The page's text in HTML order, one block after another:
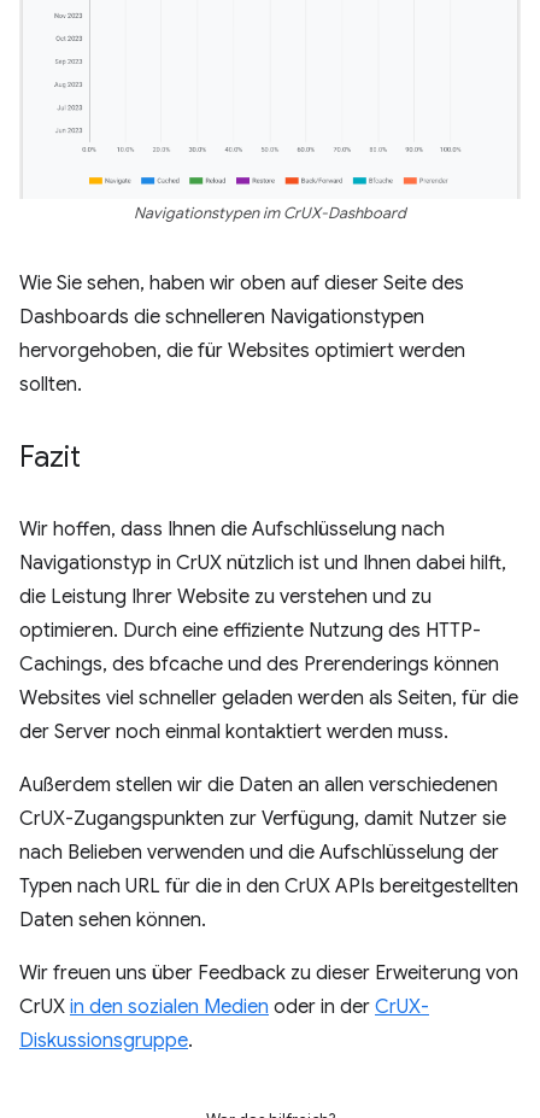
Navigationstypen im CrUX-Dashboard
Wie Sie sehen, haben wir oben auf dieser Seite des
Dashboards die schnelleren Navigationstypen
hervorgehoben, die für Websites optimiert werden
sollten.
Fazit
Wir hoffen, dass Ihnen die Aufschlüsselung nach
Navigationstyp in CrUX nützlich ist und Ihnen dabei hilft,
die Leistung Ihrer Website zu verstehen und zu
optimieren. Durch eine effiziente Nutzung des HTTP-
Cachings, des bfcache und des Prerenderings können
Websites viel schneller geladen werden als Seiten, für die
der Server noch einmal kontaktiert werden muss.
Außerdem stellen wir die Daten an allen verschiedenen
CrUX-Zugangspunkten zur Verfügung, damit Nutzer sie
nach Belieben verwenden und die Aufschlüsselung der
Typen nach URL für die in den CrUX APIs bereitgestellten
Daten sehen können.
Wir freuen uns über Feedback zu dieser Erweiterung von
CrUX in den sozialen Medien oder in der CrUX-
Diskussionsgruppe.